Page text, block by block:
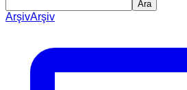
Ara
ArşivArşiv